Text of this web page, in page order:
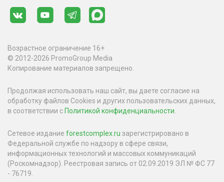
Возрастное ограничение 16+
© 2012-2026 PromoGroup Media
Копирование материалов запрещено.
Продолжая использовать наш сайт, вы даете согласие на
обработку файлов Cookies и других пользовательских данных,
в соответствии с Политикой конфиденциальности
Сетевое издание forestcomplex.ru зарегистрировано в
Федеральной службе по надзору в сфере связи,
информационных технологий и массовых коммуникаций
(Роскомнадзор). Реестровая запись от 02.09.2019 ЭЛ № ФС 77
- 76719.